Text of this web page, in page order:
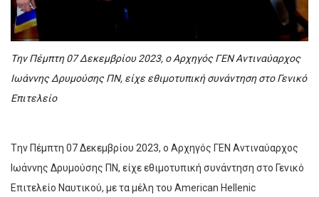
Tην Πέμπτη 07 Δεκεμβρίου 2023, ο Αρχηγός ΓΕΝ Αντιναύαρχος
Ιωάννης Δρυμούσης ΠΝ, είχε εθιμοτυπική συνάντηση στο Γενικό
Επιτελείο
Tην Πέμπτη 07 Δεκεμβρίου 2023, ο Αρχηγός ΓΕΝ Αντιναύαρχος
Ιωάννης Δρυμούσης ΠΝ, είχε εθιμοτυπική συνάντηση στο Γενικό
Επιτελείο Ναυτικού, με τα μέλη του American Hellenic